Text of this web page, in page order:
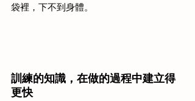
袋裡，下不到身體。
訓練的知識，在做的過程中建立得
更快